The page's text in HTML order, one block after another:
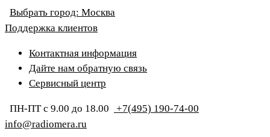
Выбрать город: Москва
Поддержка клиентов
Контактная информация
Дайте нам обратную связь
Сервисный центр
ПН-ПТ с 9.00 до 18.00
+7(495) 190-74-00
info@radiomera.ru